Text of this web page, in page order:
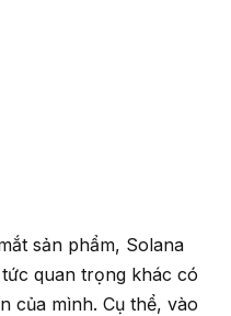
sản phẩm, Solana
quan trọng khác có
của mình. Cụ thể, vào